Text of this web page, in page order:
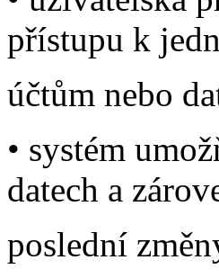
přístupu k
účtům nebo
• systém
datech a
poslední